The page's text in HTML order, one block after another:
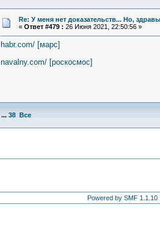
Re: У меня нет доказательств... Но,
« Ответ #479 : 26 Июня 2021, 22:50:56 »
habr.com/ [марс]
navalny.com/ [роскосмос]
... 38 Все
Powered by SMF 1.1.10